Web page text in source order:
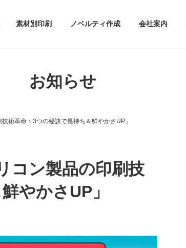
素材別印刷 ノベルティ作成 会社案内
お知らせ
術革命：3つの秘訣で長持ち＆鮮やかさUP」
コン製品の印刷技
やかさUP」